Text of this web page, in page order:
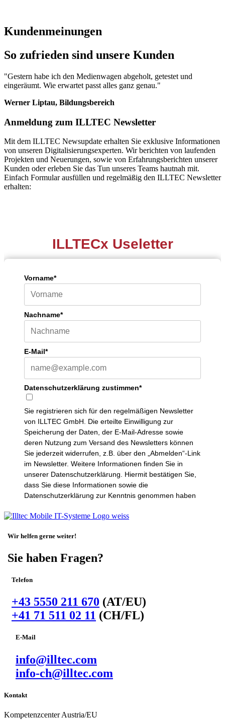
Kundenmeinungen
So zufrieden sind unsere Kunden
"Gestern habe ich den Medienwagen abgeholt, getestet und
eingeräumt. Wie erwartet passt alles ganz genau."
Werner Liptau, Bildungsbereich
Anmeldung zum ILLTEC Newsletter
Mit dem ILLTEC Newsupdate erhalten Sie exklusive Informationen
von unseren Digitalisierungsexperten. Wir berichten von laufenden
Projekten und Neuerungen, sowie von Erfahrungsberichten unserer
Kunden oder erleben Sie das Tun unseres Teams hautnah mit.
Einfach Formular ausfüllen und regelmäßig den ILLTEC Newsletter
erhalten:
Wir helfen gerne weiter!
Sie haben Fragen?
Telefon
+43 5550 211 670 (AT/EU)
+41 71 511 02 11 (CH/FL)
E-Mail
info@illtec.com
info-ch@illtec.com
Kontakt
Kompetenzcenter Austria/EU